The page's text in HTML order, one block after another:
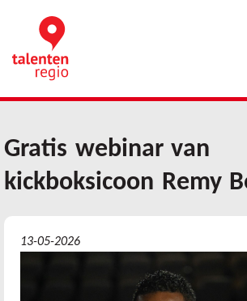
Gratis webinar van
kickboksicoon Remy
13-05-2026